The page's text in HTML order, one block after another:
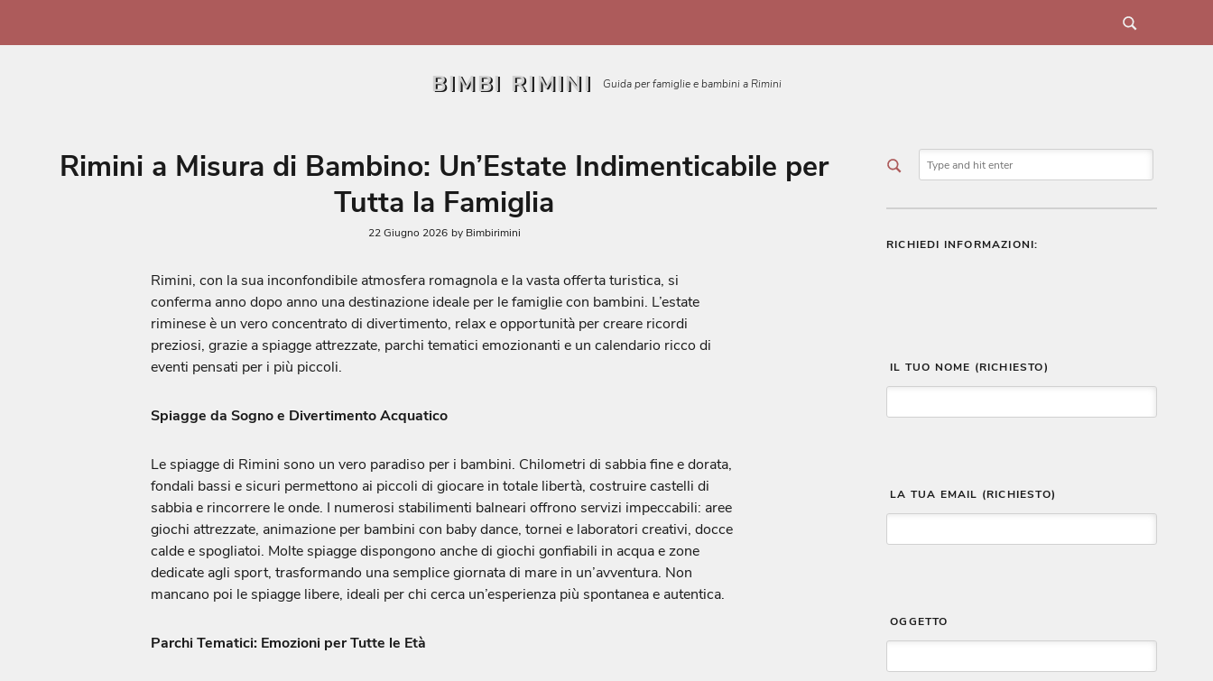
BIMBI RIMINI Guida per famiglie e bambini a Rimini
Rimini a Misura di Bambino: Un’Estate Indimenticabile per
Tutta la Famiglia
22 Giugno 2026 by Bimbirimini
Rimini, con la sua inconfondibile atmosfera romagnola e la vasta offerta turistica, si
conferma anno dopo anno una destinazione ideale per le famiglie con bambini. L’estate
riminese è un vero concentrato di divertimento, relax e opportunità per creare ricordi
preziosi, grazie a spiagge attrezzate, parchi tematici emozionanti e un calendario ricco di
eventi pensati per i più piccoli.
Spiagge da Sogno e Divertimento Acquatico
Le spiagge di Rimini sono un vero paradiso per i bambini. Chilometri di sabbia fine e dorata,
fondali bassi e sicuri permettono ai piccoli di giocare in totale libertà, costruire castelli di
sabbia e rincorrere le onde. I numerosi stabilimenti balneari offrono servizi impeccabili: aree
giochi attrezzate, animazione per bambini con baby dance, tornei e laboratori creativi, docce
calde e spogliatoi. Molte spiagge dispongono anche di giochi gonfiabili in acqua e zone
dedicate agli sport, trasformando una semplice giornata di mare in un’avventura. Non
mancano poi le spiagge libere, ideali per chi cerca un’esperienza più spontanea e autentica.
Parchi Tematici: Emozioni per Tutte le Età
RICHIEDI INFORMAZIONI:
IL TUO NOME (RICHIESTO)
LA TUA EMAIL (RICHIESTO)
OGGETTO